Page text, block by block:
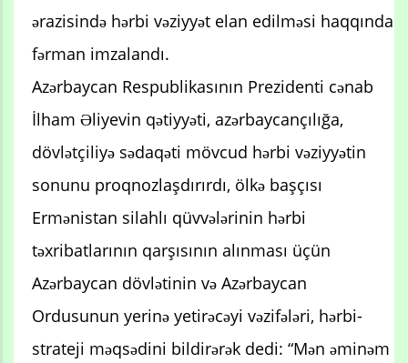
ərazisində hərbi vəziyyət elan edilməsi haqqında
fərman imzalandı.
Azərbaycan Respublikasının Prezidenti cənab
İlham Əliyevin qətiyyəti, azərbaycançılığa,
dövlətçiliyə sədaqəti mövcud hərbi vəziyyətin
sonunu proqnozlaşdırırdı, ölkə başçısı
Ermənistan silahlı qüvvələrinin hərbi
təxribatlarının qarşısının alınması üçün
Azərbaycan dövlətinin və Azərbaycan
Ordusunun yerinə yetirəcəyi vəzifələri, hərbi-
strateji məqsədini bildirərək dedi: “Mən əminəm